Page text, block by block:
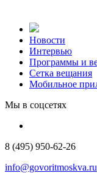
Новости
Интервью
Программы и
Сетка вещания
Мобильное
Мы в соцсетях
8 (495) 950-62-26
info@govoritmoskva.ru